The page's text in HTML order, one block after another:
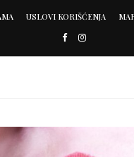
USLOVI KORIŠĆENJA